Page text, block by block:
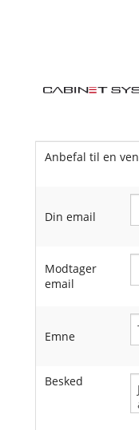
Anbefal til en ven
Din email
Modtager
email
Emne
Besked